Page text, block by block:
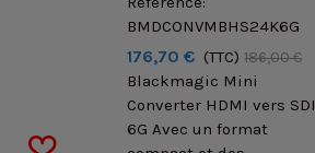
BMDCONVMBHS24K6G
176,70 € (TTC) 186,00 €
Blackmagic Mini
Converter HDMI vers SDI
6G Avec un format